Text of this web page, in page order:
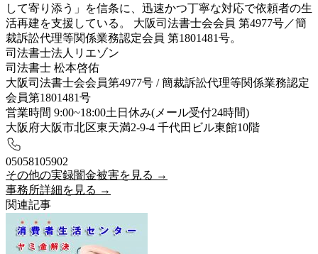
して寄り添う」を信条に、迅速かつ丁寧な対応で依頼者の生
活再建を支援している。 大阪司法書士会会員 第4977号／簡
裁訴訟代理等関係業務認定会員 第1801481号。
司法書士法人リエゾン
司法書士 松本啓佑
大阪司法書士会会員第4977号 / 簡裁訴訟代理等関係業務認定
会員第1801481号
営業時間 9:00~18:00土日休み(メール受付24時間)
大阪府大阪市北区東天満2-9-4 千代田ビル東館10階
05058105902
その他の実録闇金被害を見る →
事務所詳細を見る →
関連記事